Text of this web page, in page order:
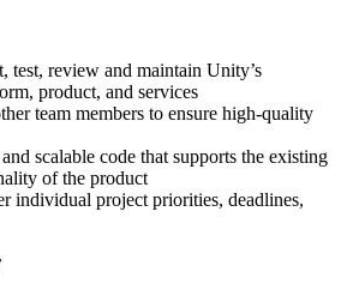
test, review and maintain Unity’s
product, and services
team members to ensure high-quality
scalable code that supports the existing
of the product
individual project priorities, deadlines,